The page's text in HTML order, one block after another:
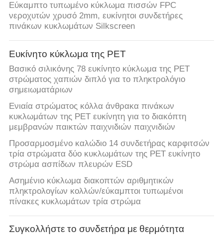
Εύκαμπτο τυπωμένο κύκλωμα πισσών FPC
νεροχυτών χρυσό 2mm, ευκίνητοι συνδετήρες
πινάκων κυκλωμάτων Silkscreen
Ευκίνητο κύκλωμα της PET
Βασικό σιλικόνης 78 ευκίνητο κύκλωμα της PET
στρώματος χαπιών διπλό για το πληκτρολόγιο
σημειωματάριων
Ενιαία στρώματος κόλλα άνθρακα πινάκων
κυκλωμάτων της PET ευκίνητη για το διακόπτη
μεμβρανών παικτών παιχνιδιών παιχνιδιών
Προσαρμοσμένο καλώδιο 14 συνδετήρας καρφιτσών
τρία στρώματα δύο κυκλωμάτων της PET ευκίνητο
στρώμα ασπίδων πλευρών ESD
Ασημένιο κύκλωμα διακοπτών αριθμητικών
πληκτρολογίων κολλών/εύκαμπτοι τυπωμένοι
πίνακες κυκλωμάτων τρία στρώμα
Συγκολλήστε το συνδετήρα με θερμότητα